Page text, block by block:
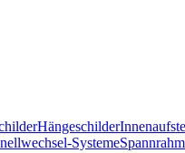
Hängeschilder
Systeme